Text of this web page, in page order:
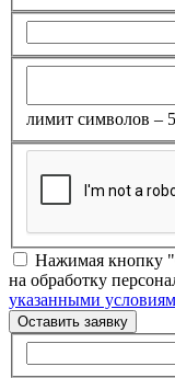
лимит символов –
Нажимая кнопку
на обработку
указанными
Оставить заявку